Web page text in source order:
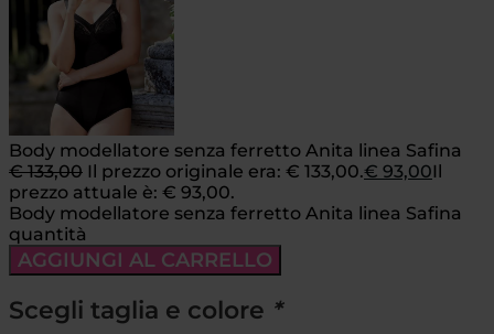
Body modellatore senza ferretto Anita linea Safina
€133,00 Il prezzo originale era: € 133,00.€ 93,00Il
prezzo attuale è: € 93,00.
Body modellatore senza ferretto Anita linea Safina
quantità
AGGIUNGI AL CARRELLO
Scegli taglia e colore *